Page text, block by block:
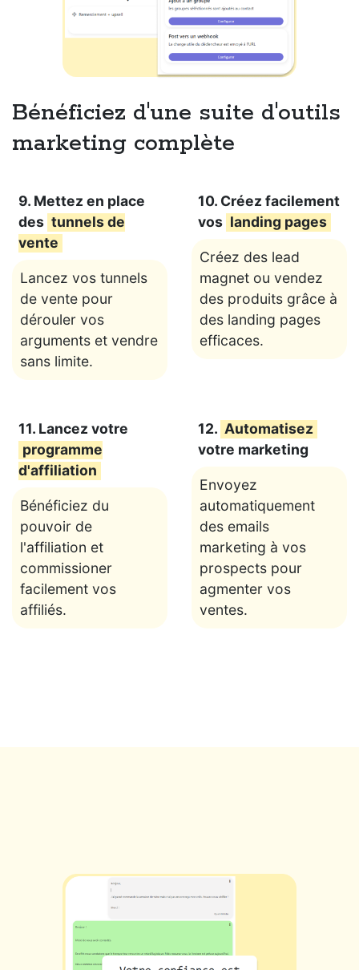
Bénéficiez d'une suite d'outils
marketing complète
9. Mettez en place
des tunnels de
vente
Lancez vos tunnels
de vente pour
dérouler vos
arguments et vendre
sans limite.
10. Créez facilement
vos landing pages
Créez des lead
magnet ou vendez
des produits grâce à
des landing pages
efficaces.
11. Lancez votre
programme
d'affiliation
Bénéficiez du
pouvoir de
l'affiliation et
commissioner
facilement vos
affiliés.
12. Automatisez
votre marketing
Envoyez
automatiquement
des emails
marketing à vos
prospects pour
agmenter vos
ventes.